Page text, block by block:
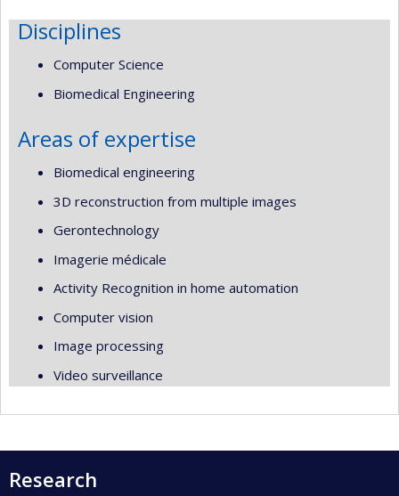
Disciplines
Computer Science
Biomedical Engineering
Areas of expertise
Biomedical engineering
3D reconstruction from multiple images
Gerontechnology
Imagerie médicale
Activity Recognition in home automation
Computer vision
Image processing
Video surveillance
Research